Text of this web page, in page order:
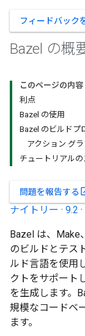
フィードバック
Bazel の概
このページの内容
利点
Bazel の使用
Bazel のビルドプ
アクション グラ
チュートリアル
問題を報告する
ナイトリー · 9.2 ·
Bazel は、Make
のビルドとテス
ルド言語を使用
クトをサポート
を生成します。
規模なコードベ
ます。